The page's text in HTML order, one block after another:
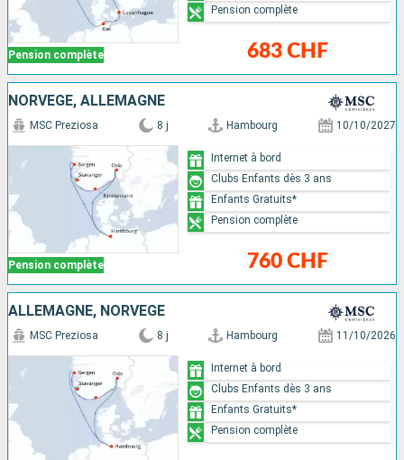
Pension complète 683 CHF
Pension complète
NORVÈGE, ALLEMAGNE
Pension complète
MSC Preziosa 8 j Hambourg 10/10/2027
760 CHF
Internet à bord
Clubs Enfants dès 3 ans
Enfants Gratuits*
Pension complète
ALLEMAGNE, NORVÈGE
MSC Preziosa 8 j Hambourg 11/10/2026
Internet à bord
Clubs Enfants dès 3 ans
Enfants Gratuits*
Pension complète